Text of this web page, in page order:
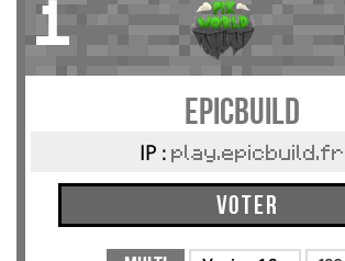
1
EpicBuild
IP : play.epicbuild.fr
Voter